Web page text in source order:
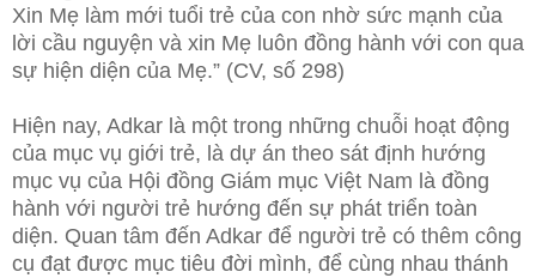
Xin Mẹ làm mới tuổi trẻ của con nhờ sức mạnh của
lời cầu nguyện và xin Mẹ luôn đồng hành với con qua
sự hiện diện của Mẹ.” (CV, số 298)
Hiện nay, Adkar là một trong những chuỗi hoạt động
của mục vụ giới trẻ, là dự án theo sát định hướng
mục vụ của Hội đồng Giám mục Việt Nam là đồng
hành với người trẻ hướng đến sự phát triển toàn
diện. Quan tâm đến Adkar để người trẻ có thêm công
cụ đạt được mục tiêu đời mình, để cùng nhau thánh